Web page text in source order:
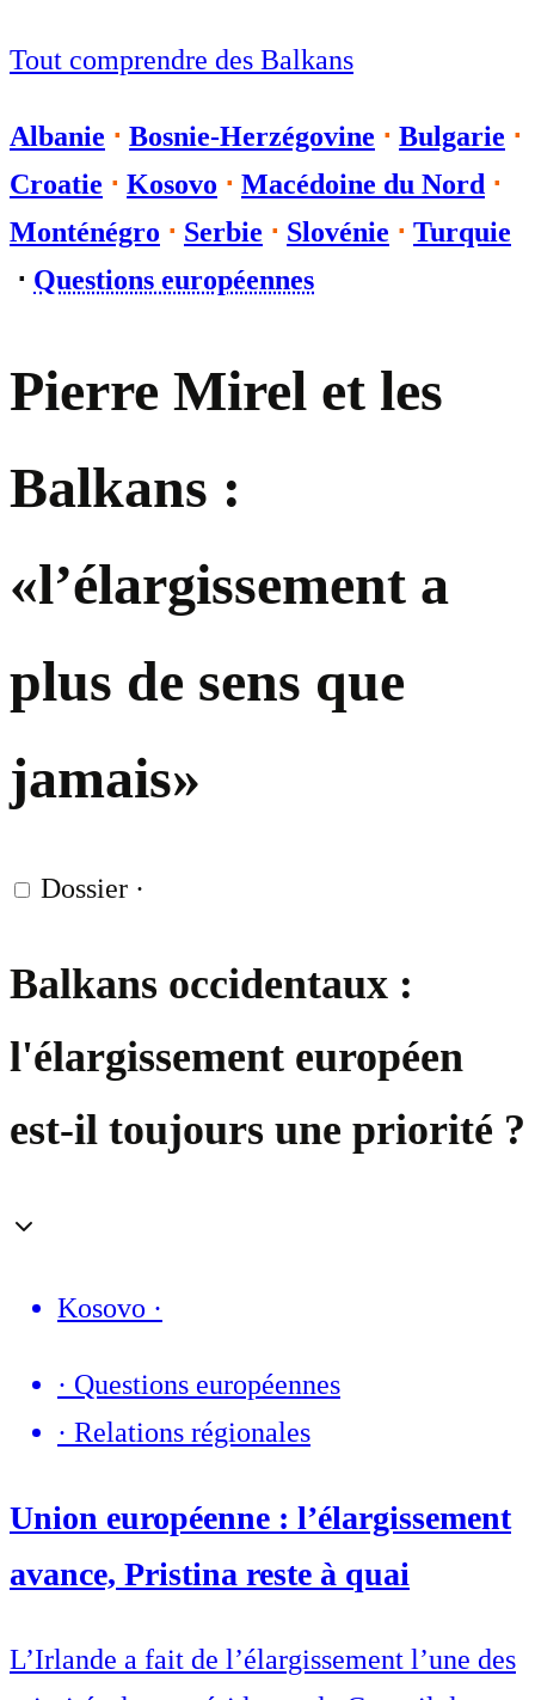
Tout comprendre des Balkans
Albanie ⋅ Bosnie-Herzégovine ⋅ Bulgarie ⋅
Croatie ⋅ Kosovo ⋅ Macédoine du Nord ⋅
Monténégro ⋅ Serbie ⋅ Slovénie ⋅ Turquie
⋅ Questions européennes
Pierre Mirel et les
Balkans :
«l’élargissement a
plus de sens que
jamais»
Dossier ·
Balkans occidentaux :
l'élargissement européen
est-il toujours une priorité ?
Kosovo ·
· Questions européennes
· Relations régionales
Union européenne : l’élargissement
avance, Pristina reste à quai
L’Irlande a fait de l’élargissement l’une des